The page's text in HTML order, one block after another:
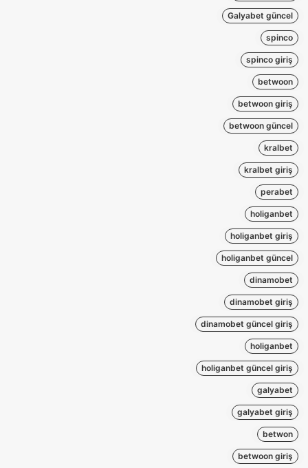
Galyabet güncel
spinco
spinco giriş
betwoon
betwoon giriş
betwoon güncel
kralbet
kralbet giriş
perabet
holiganbet
holiganbet giriş
holiganbet güncel
dinamobet
dinamobet giriş
dinamobet güncel giriş
holiganbet
holiganbet güncel giriş
galyabet
galyabet giriş
betwon
betwoon giriş